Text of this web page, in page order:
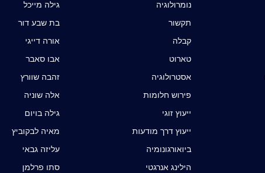
נומרולוגיה
תקשור
קבלה
טארוט
אסטרולוגיה
פירוש חלומות
ייעוץ זוגי
ייעוץ דרך מודעות
ביואורגונומיה
הילינג אנרגטי
גילה מייכל
בת שבע דור
אורה דייגי
אבו סאבר
זהבה שוורץ
אלה שוניה
גילה בויום
מאיה לבקוביץ
עליזה גבאי
סתו פרלמן